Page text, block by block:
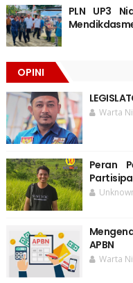
PLN UP3
OPINI
Warta
Peran
APBN
Warta